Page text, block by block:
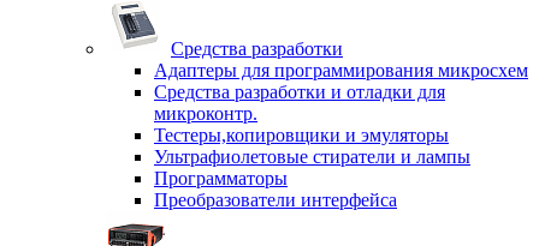
Средства разработки
Адаптеры для программирования микросхем
Средства разработки и отладки для
микроконтр.
Тестеры,копировщики и эмуляторы
Ультрафиолетовые стиратели и лампы
Программаторы
Преобразователи интерфейса